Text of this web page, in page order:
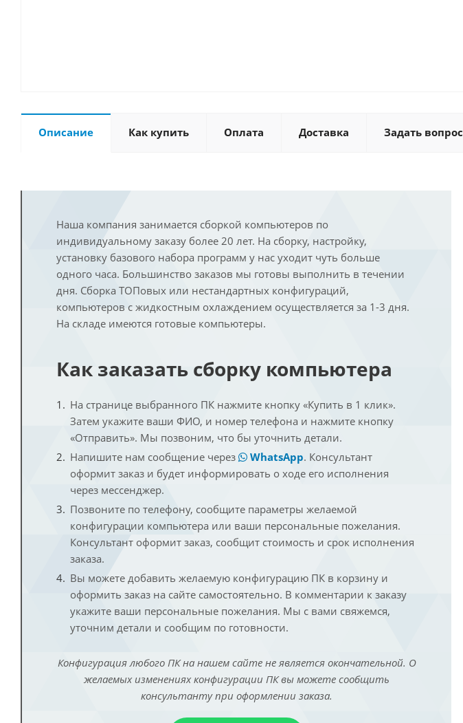
Описание Как купить Оплата Доставка Задать вопрос
Наша компания занимается сборкой компьютеров по
индивидуальному заказу более 20 лет. На сборку, настройку,
установку базового набора программ у нас уходит чуть больше
одного часа. Большинство заказов мы готовы выполнить в течении
дня. Сборка ТОПовых или нестандартных конфигураций,
компьютеров с жидкостным охлаждением осуществляется за 1-3 дня.
На складе имеются готовые компьютеры.
Как заказать сборку компьютера
На странице выбранного ПК нажмите кнопку «Купить в 1 клик».
Затем укажите ваши ФИО, и номер телефона и нажмите кнопку
«Отправить». Мы позвоним, что бы уточнить детали.
Напишите нам сообщение через
WhatsApp. Консультант
оформит заказ и будет информировать о ходе его исполнения
через мессенджер.
Позвоните по телефону, сообщите параметры желаемой
конфигурации компьютера или ваши персональные пожелания.
Консультант оформит заказ, сообщит стоимость и срок исполнения
заказа.
Вы можете добавить желаемую конфигурацию ПК в корзину и
оформить заказ на сайте самостоятельно. В комментарии к заказу
укажите ваши персональные пожелания. Мы с вами свяжемся,
уточним детали и сообщим по готовности.
Конфигурация любого ПК на нашем сайте не является окончательной. О
желаемых изменениях конфигурации ПК вы можете сообщить
консультанту при оформлении заказа.